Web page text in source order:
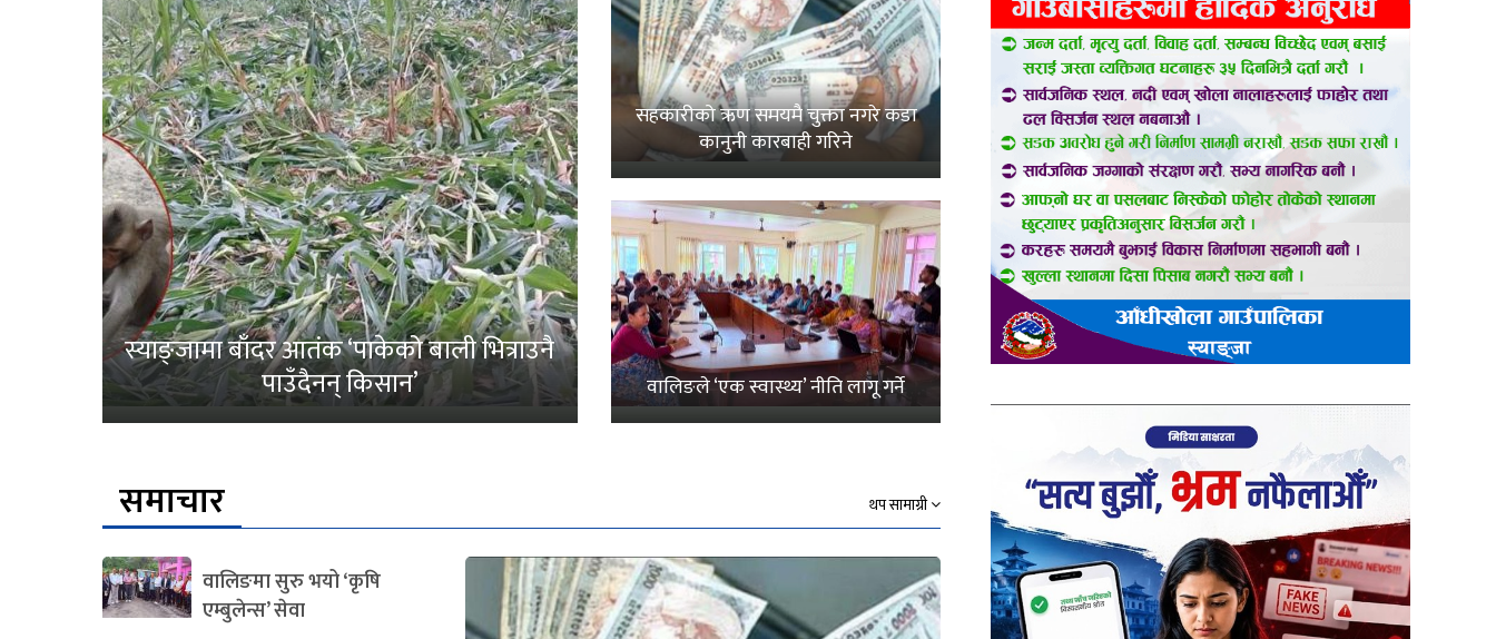
स्याङ्जामा बाँदर आतंक ‘पाकेको बाली भित्राउनै
पाउँदैनन् किसान’
सहकारीको ऋण समयमै चुक्ता नगरे कडा
कानुनी कारबाही गरिने
वालिङले ‘एक स्वास्थ्य’ नीति लागू गर्ने
समाचार थप सामाग्री
वालिङमा सुरु भयो ‘कृषि
एम्बुलेन्स’ सेवा